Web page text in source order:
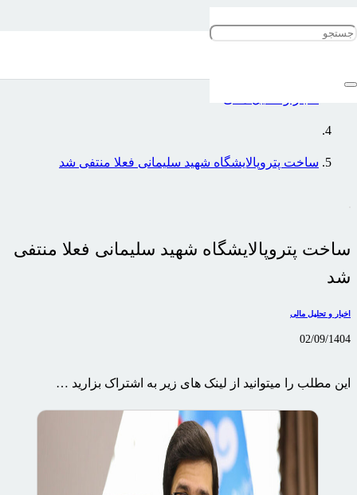
ساخت پتروپالایشگاه شهید سلیمانی فعلا منتفی شد
ساخت پتروپالایشگاه شهید سلیمانی فعلا منتفی
شد
اخبار و تحلیل مالی
02/09/1404
این مطلب را میتوانید از لینک های زیر به اشتراک بزارید …